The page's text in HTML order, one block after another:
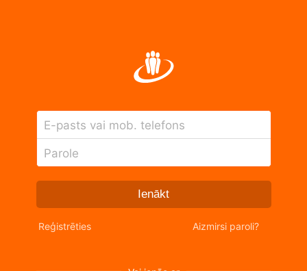
E-pasts vai mob. telefons
Parole
Ienākt
Reģistrēties Aizmirsi paroli?